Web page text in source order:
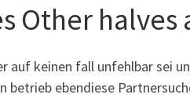
Other
auf keinen fall unfehlbar sei
betrieb ebendiese